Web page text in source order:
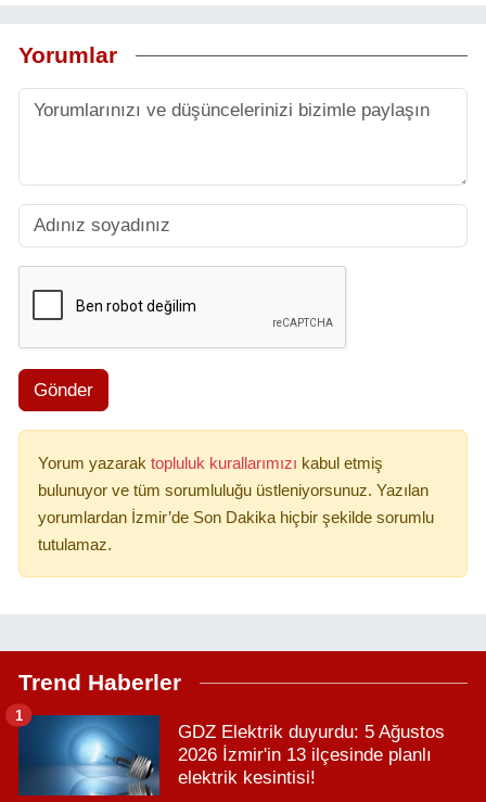
Yorumlar
Gönder
Yorum yazarak topluluk kurallarımızı kabul etmiş
bulunuyor ve tüm sorumluluğu üstleniyorsunuz. Yazılan
yorumlardan İzmir’de Son Dakika hiçbir şekilde sorumlu
tutulamaz.
Trend Haberler
GDZ Elektrik duyurdu: 5 Ağustos
2026 İzmir'in 13 ilçesinde planlı
elektrik kesintisi!
1